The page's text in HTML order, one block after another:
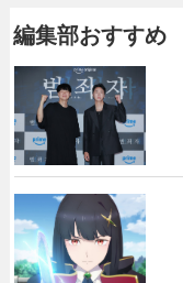
編集部おすすめ